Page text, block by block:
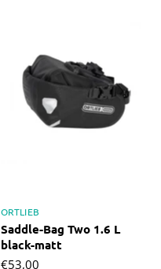
ORTLIEB
Saddle-Bag Two 1.6 L
black-matt
€53,00